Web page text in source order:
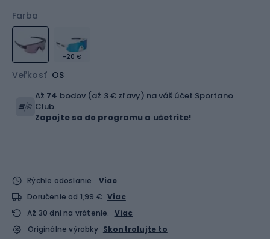
Farba
-20 €
Veľkosť OS
Až 74 bodov (až 3 € zľavy) na váš účet Sportano
Club.
Zapojte sa do programu a ušetrite!
Rýchle odoslanie
Viac
Doručenie od 1,99 € Viac
Až 30 dní na vrátenie. Viac
Originálne výrobky Skontrolujte to